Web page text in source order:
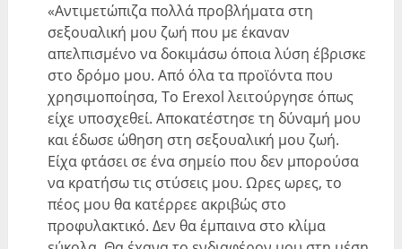
«Αντιμετώπιζα πολλά προβλήματα στη
σεξουαλική μου ζωή που με έκαναν
απελπισμένο να δοκιμάσω όποια λύση έβρισκε
στο δρόμο μου. Από όλα τα προϊόντα που
χρησιμοποίησα, Το Erexol λειτούργησε όπως
είχε υποσχεθεί. Αποκατέστησε τη δύναμή μου
και έδωσε ώθηση στη σεξουαλική μου ζωή.
Είχα φτάσει σε ένα σημείο που δεν μπορούσα
να κρατήσω τις στύσεις μου. Ωρες ωρες, το
πέος μου θα κατέρρεε ακριβώς στο
προφυλακτικό. Δεν θα έμπαινα στο κλίμα